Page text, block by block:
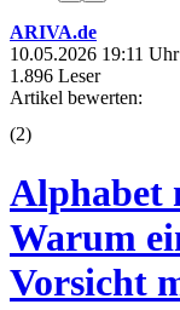
ARIVA.de
10.05.2026 19:11 Uhr
1.896 Leser
Artikel bewerten:
(2)
Alphabet
Warum
Vorsicht